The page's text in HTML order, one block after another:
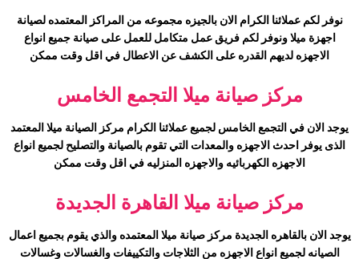
نوفر لكم عملائنا الكرام الان بالجيزه مجموعه من المراكز المعتمده لصيانة
اجهزة ميلاونوفر لكم فريق عمل متكامل للعمل على صيانة جميع انواع
الاجهزه لديهم القدره على الكشف عن الاعطال في اقل وقت ممكن
مركز صيانة ميلا التجمع الخامس
يوجد الان في التجمع الخامس لجميع عملائنا الكرام مركز الصيانة ميلا المعتمد
الذى يوفر احدث الاجهزه والمعدات التي تقوم بالصيانة والتصليح لجميع انواع
الاجهزه الكهربائيه والاجهزه المنزليه في اقل وقت ممكن
مركز صيانة ميلا القاهرة الجديدة
يوجد الان بالقاهره الجديدة مركز صيانة ميلا المعتمده والذي يقوم بجميع اعمال
الصيانه لجميع انواع الاجهزه من الثلاجات والتكييفات والغسالات وغسالات